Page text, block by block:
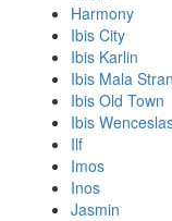
Harmony
Ibis City
Ibis Karlin
Ibis Mala
Ibis Old Town
Ibis
Ilf
Imos
Inos
Jasmin